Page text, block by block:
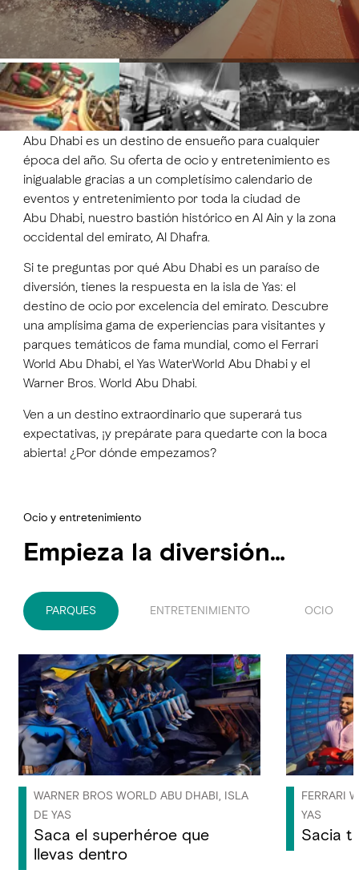
Abu Dhabi es un destino de ensueño para cualquier
época del año. Su oferta de ocio y entretenimiento es
inigualable gracias a un completísimo calendario de
eventos y entretenimiento por toda la ciudad de
Abu Dhabi, nuestro bastión histórico en Al Ain y la zona
occidental del emirato, Al Dhafra.
Si te preguntas por qué Abu Dhabi es un paraíso de
diversión, tienes la respuesta en la isla de Yas: el
destino de ocio por excelencia del emirato. Descubre
una amplísima gama de experiencias para visitantes y
parques temáticos de fama mundial, como el Ferrari
World Abu Dhabi, el Yas WaterWorld Abu Dhabi y el
Warner Bros. World Abu Dhabi.
Ven a un destino extraordinario que superará tus
expectativas, ¡y prepárate para quedarte con la boca
abierta! ¿Por dónde empezamos?
Ocio y entretenimiento
Empieza la diversión…
PARQUES ENTRETENIMIENTO OCIO
WARNER BROS WORLD ABU DHABI, ISLA
DE YAS
Saca el superhéroe que
llevas dentro
FERRARI
YAS
Sacia